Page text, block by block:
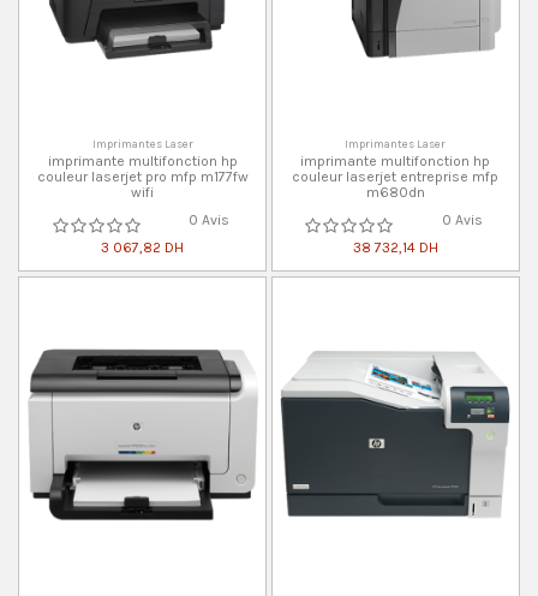
Imprimantes Laser
imprimante multifonction hp
couleur laserjet pro mfp m177fw
wifi
0 Avis
3 067,82 DH
Imprimantes Laser
imprimante multifonction hp
couleur laserjet entreprise mfp
m680dn
0 Avis
38 732,14 DH